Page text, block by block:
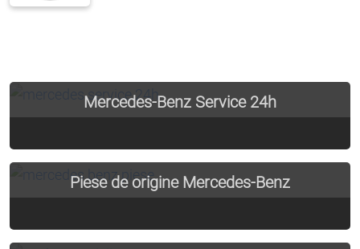
Mercedes-Benz Service 24h
Piese de origine Mercedes-Benz